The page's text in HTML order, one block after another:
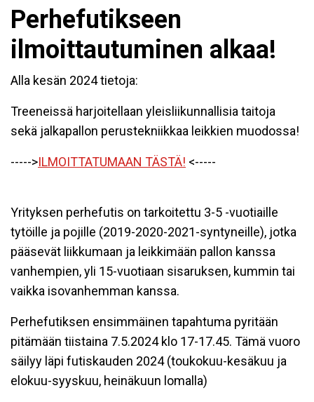
Perhefutikseen
ilmoittautuminen alkaa!
Alla kesän 2024 tietoja:
Treeneissä harjoitellaan yleisliikunnallisia taitoja
sekä jalkapallon perustekniikkaa leikkien muodossa!
----->ILMOITTATUMAAN TÄSTÄ! <-----
Yrityksen perhefutis on tarkoitettu 3-5 -vuotiaille
tytöille ja pojille (2019-2020-2021-syntyneille), jotka
pääsevät liikkumaan ja leikkimään pallon kanssa
vanhempien, yli 15-vuotiaan sisaruksen, kummin tai
vaikka isovanhemman kanssa.
Perhefutiksen ensimmäinen tapahtuma pyritään
pitämään tiistaina 7.5.2024 klo 17-17.45. Tämä vuoro
säilyy läpi futiskauden 2024 (toukokuu-kesäkuu ja
elokuu-syyskuu, heinäkuun lomalla)